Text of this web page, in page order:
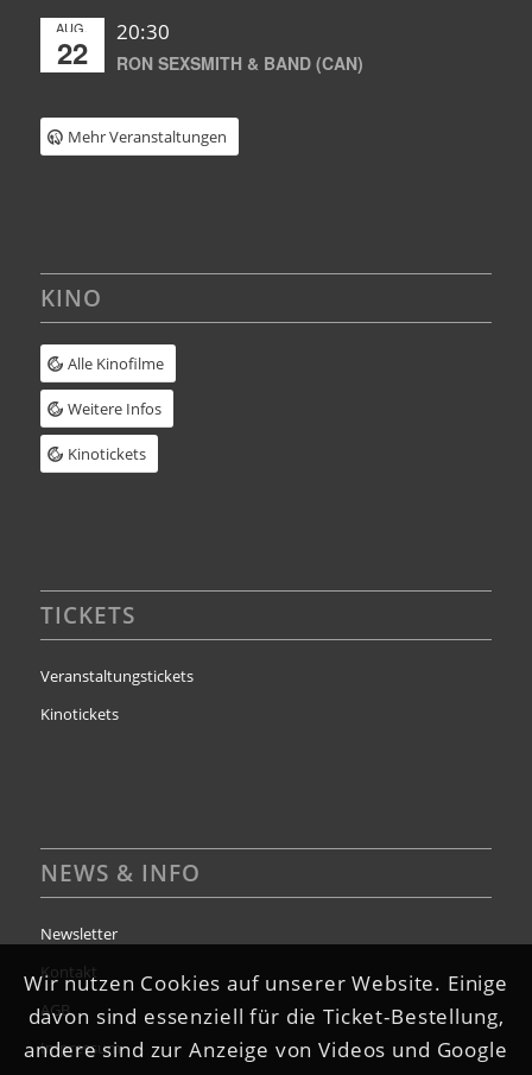
AUG.
22
20:30
RON SEXSMITH & BAND (CAN)
Mehr Veranstaltungen
KINO
Alle Kinofilme
Weitere Infos
Kinotickets
TICKETS
Veranstaltungstickets
Kinotickets
NEWS & INFO
Newsletter
Kontakt
AGB
Impressum
Wir nutzen Cookies auf unserer Website. Einige
davon sind essenziell für die Ticket-Bestellung,
andere sind zur Anzeige von Videos und Google